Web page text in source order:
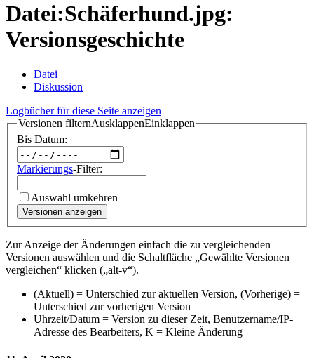
Datei:Schäferhund.jpg:
Versionsgeschichte
Datei
Diskussion
Logbücher für diese Seite anzeigen
Versionen filternAusklappenEinklappen
Bis Datum:
Markierungs-Filter:
Auswahl umkehren
Versionen anzeigen
Zur Anzeige der Änderungen einfach die zu vergleichenden
Versionen auswählen und die Schaltfläche „Gewählte Versionen
vergleichen“ klicken („alt-v“).
(Aktuell) = Unterschied zur aktuellen Version, (Vorherige) =
Unterschied zur vorherigen Version
Uhrzeit/Datum = Version zu dieser Zeit, Benutzername/IP-
Adresse des Bearbeiters, K = Kleine Änderung